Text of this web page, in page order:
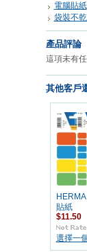
電腦貼紙
袋裝不
產品評論
這項未有
其他客戶
貼紙
$11.50
選擇一